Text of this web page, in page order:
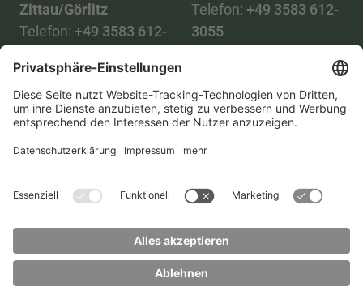
Zittau/Görlitz
Telefon: +49 3583 612-
Mail:info(at)hszg.de
Telefon: +49 3583 612-
3055
Mail:
stud.info(at)hszg.de
TransparenzgesetzKontakt Lageplan
ImpressumBarrierefreiheitPresse